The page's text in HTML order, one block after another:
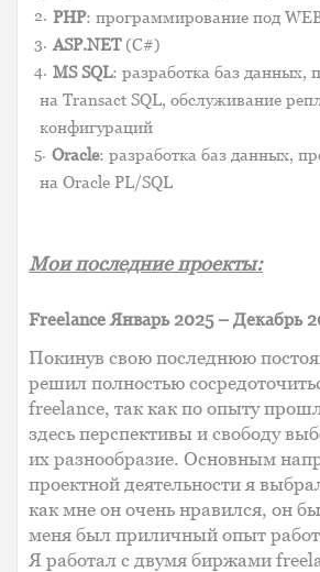
PHP: программирование под
ASP.NET(C#)
MS SQL: разработка баз данных,
на Transact SQL, обслуживание
конфигураций
Oracle: разработка баз данных,
на Oracle PL/SQL
Мои последние проекты:
Freelance Январь 2025 – Декабрь
Покинув свою последнюю
решил полностью
freelance, так как по опыту
здесь перспективы и свободу
их разнообразие. Основным
проектной деятельности я
как мне он очень нравился, он
меня был приличный опыт
Я работал с двумя биржами